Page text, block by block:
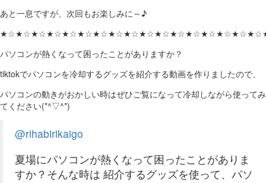
あと一息ですが、次回もお楽しみに～♪
パソコンが熱くなって困ったことがありますか？
tiktokでパソコンを冷却するグッズを紹介する動画を作りましたので、
パソコンの動きがおかしい時はぜひご覧になって冷却しながら使ってみ
てください(*^▽^*)
@rihabirikaigo
夏場にパソコンが熱くなって困ったことがありま
すか？そんな時は 紹介するグッズを使って、パソ